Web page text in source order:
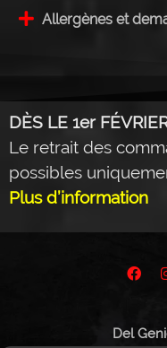
Allergènes et
DÈS LE 1er
Le retrait des
possibles
Plus d’information
Del